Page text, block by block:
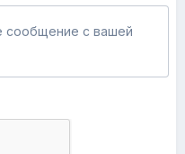
сообщение с вашей